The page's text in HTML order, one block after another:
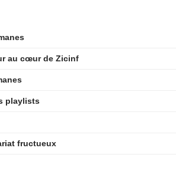
au cœur de Zicinf
playlists
fructueux